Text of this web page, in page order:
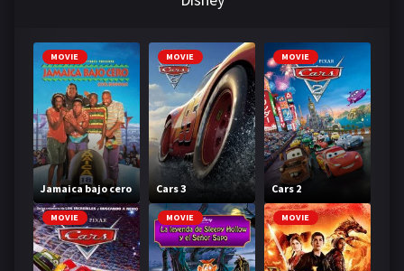
MOVIE
Jamaica bajo cero
MOVIE
Cars 3
MOVIE
Cars 2
MOVIE MOVIE MOVIE